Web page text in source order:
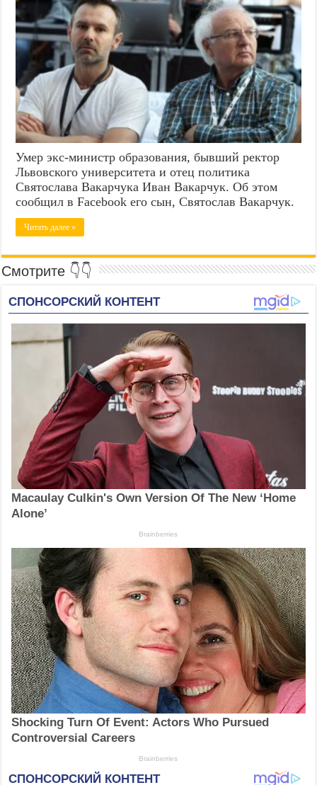
Умер экс-министр образования, бывший ректор
Львовского университета и отец политика
Святослава Вакарчука Иван Вакарчук. Об этом
сообщил в Facebook его сын, Святослав Вакарчук.
Читать далее »
Смотрите 👇👇